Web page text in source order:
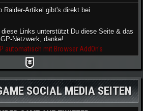
Raider-Artikel gibt's direkt bei
Links unterstützt Du diese Seite & das
Netzwerk, danke!
automatisch mit Browser AddOn's
SOCIAL MEDIA SEITEN